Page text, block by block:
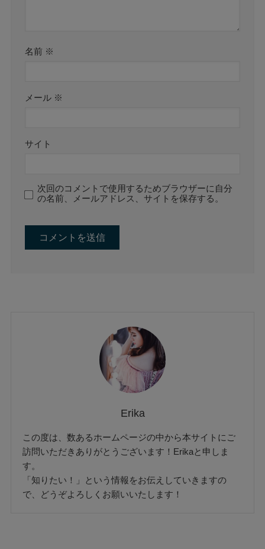
名前 ※
メール ※
サイト
次回のコメントで使用するためブラウザーに自分
の名前、メールアドレス、サイトを保存する。
Erika
この度は、数あるホームページの中から本サイトにご
訪問いただきありがとうございます！Erikaと申しま
す。
「知りたい！」という情報をお伝えしていきますの
で、どうぞよろしくお願いいたします！